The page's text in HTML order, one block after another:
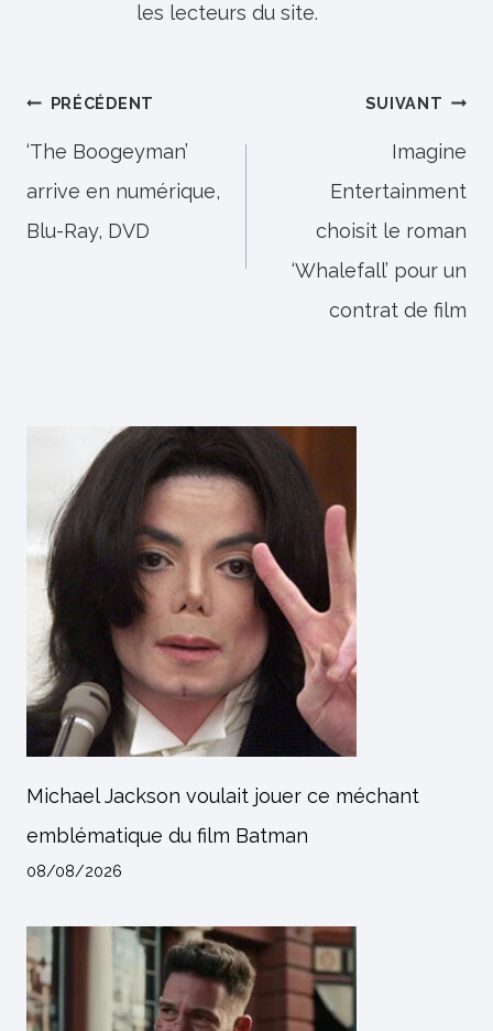
les lecteurs du site.
Navigation
de
l’article
PRÉCÉDENT
‘The Boogeyman’
arrive en numérique,
Blu-Ray, DVD
SUIVANT
Imagine
Entertainment
choisit le roman
‘Whalefall’ pour un
contrat de film
Michael Jackson voulait jouer ce méchant
emblématique du film Batman
08/08/2026